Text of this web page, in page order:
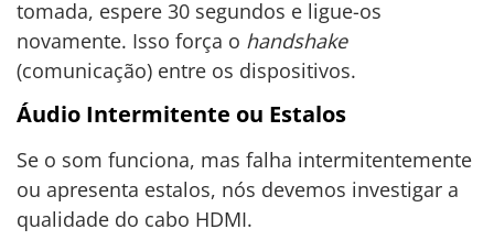
tomada, espere 30 segundos e ligue-os
novamente. Isso força o handshake
(comunicação) entre os dispositivos.
Áudio Intermitente ou Estalos
Se o som funciona, mas falha intermitentemente
ou apresenta estalos, nós devemos investigar a
qualidade do cabo HDMI.